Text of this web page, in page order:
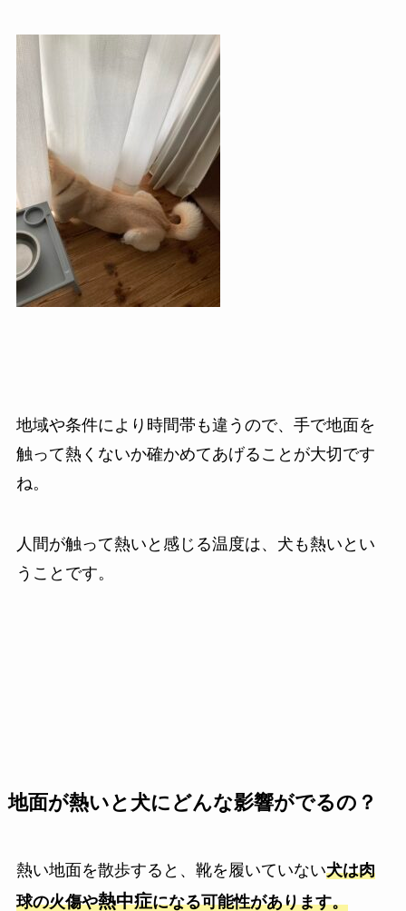
地域や条件により時間帯も違うので、手で地面を
触って熱くないか確かめてあげることが大切です
ね。
人間が触って熱いと感じる温度は、犬も熱いとい
うことです。
地面が熱いと犬にどんな影響がでるの？
熱い地面を散歩すると、靴を履いていない犬は肉
球の火傷や熱中症になる可能性があります。